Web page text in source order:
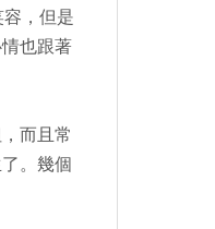
，但是
也跟著
而且常
。幾個